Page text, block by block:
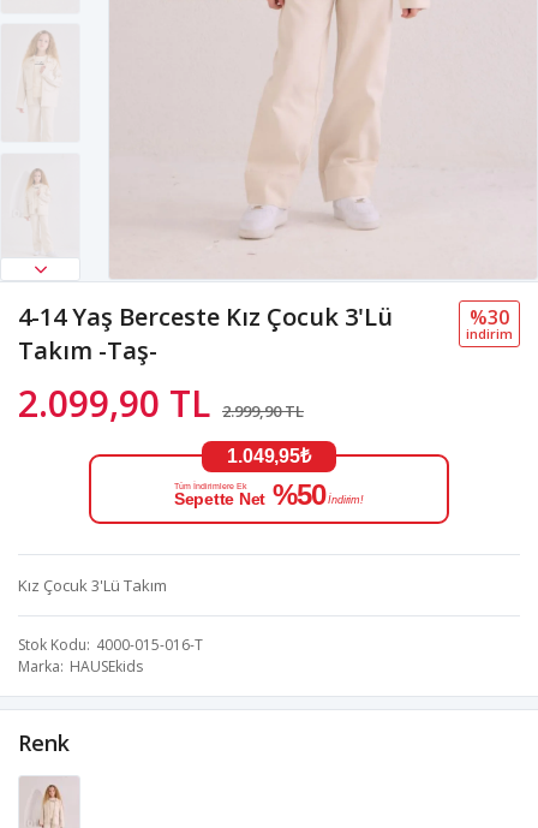
4-14 Yaş Berceste Kız Çocuk 3'Lü
Takım -Taş-
2.099,90 TL 2.999,90 TL
%30
i̇ndi̇ri̇m
1.049,95₺
Tüm İndirimlere Ek
Sepette Net %50 İndirim!
Kız Çocuk 3'Lü Takım
Stok Kodu 4000-015-016-T
Marka HAUSEkids
Renk